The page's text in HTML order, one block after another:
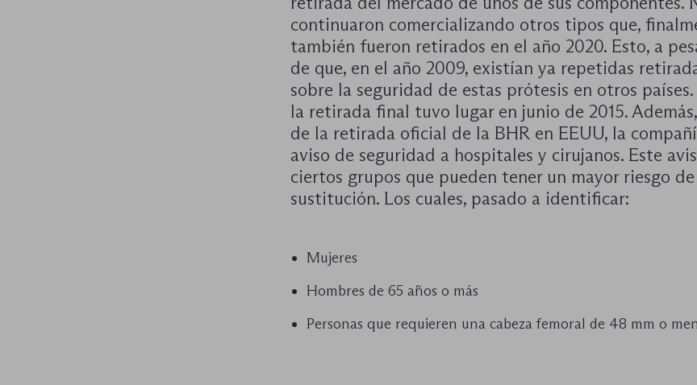
continuaron comercializando otros tipos que,
también fueron retirados en el año 2020. Esto, a
de que, en el año 2009, existían ya repetidas
sobre la seguridad de estas prótesis en otros
la retirada final tuvo lugar en junio de 2015.
de la retirada oficial de la BHR en EEUU, la
aviso de seguridad a hospitales y cirujanos. Este
ciertos grupos que pueden tener un mayor riesgo
sustitución. Los cuales, pasado a identificar:
Mujeres
Hombres de 65 años o más
Personas que requieren una cabeza femoral de 48 mm o